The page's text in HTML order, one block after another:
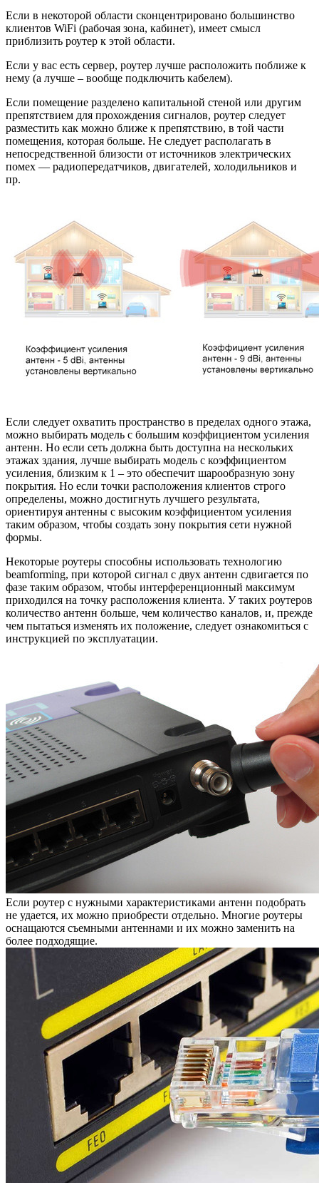
Если в некоторой области сконцентрировано большинство
клиентов WiFi (рабочая зона, кабинет), имеет смысл
приблизить роутер к этой области.
Если у вас есть сервер, роутер лучше расположить поближе к
нему (а лучше – вообще подключить кабелем).
Если помещение разделено капитальной стеной или другим
препятствием для прохождения сигналов, роутер следует
разместить как можно ближе к препятствию, в той части
помещения, которая больше. Не следует располагать в
непосредственной близости от источников электрических
помех — радиопередатчиков, двигателей, холодильников и
пр.
Если следует охватить пространство в пределах одного этажа,
можно выбирать модель с большим коэффициентом усиления
антенн. Но если сеть должна быть доступна на нескольких
этажах здания, лучше выбирать модель с коэффициентом
усиления, близким к 1 – это обеспечит шарообразную зону
покрытия. Но если точки расположения клиентов строго
определены, можно достигнуть лучшего результата,
ориентируя антенны с высоким коэффициентом усиления
таким образом, чтобы создать зону покрытия сети нужной
формы.
Некоторые роутеры способны использовать технологию
beamforming, при которой сигнал с двух антенн сдвигается по
фазе таким образом, чтобы интерференционный максимум
приходился на точку расположения клиента. У таких роутеров
количество антенн больше, чем количество каналов, и, прежде
чем пытаться изменять их положение, следует ознакомиться с
инструкцией по эксплуатации.
Если роутер с нужными характеристиками антенн подобрать
не удается, их можно приобрести отдельно. Многие роутеры
оснащаются съемными антеннами и их можно заменить на
более подходящие.